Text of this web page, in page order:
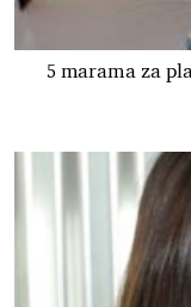
5 marama za